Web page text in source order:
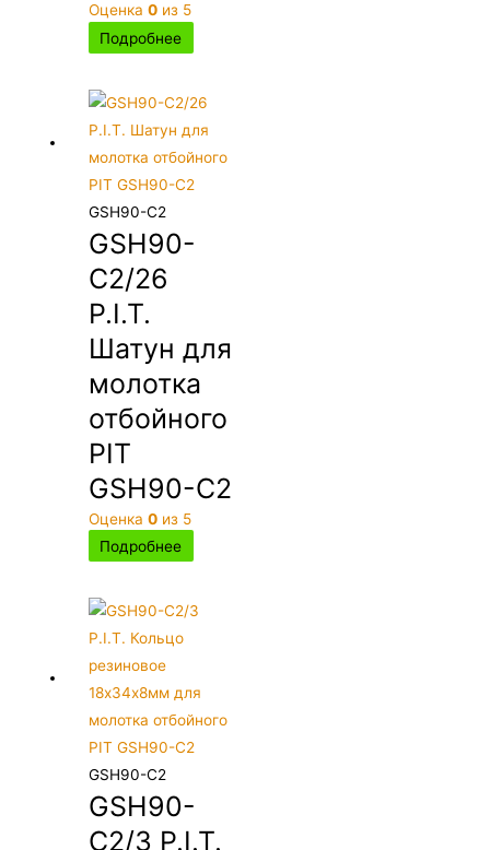
Оценка0 из 5
Подробнее
GSH90-C2
GSH90-
C2/26
P.I.T.
Шатун для
молотка
отбойного
PIT
GSH90-C2
Оценка0 из 5
Подробнее
GSH90-C2
GSH90-
C2/3 P.I.T.